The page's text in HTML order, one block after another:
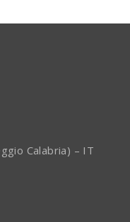
Calabria) – IT